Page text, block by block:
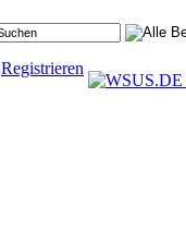
Registrieren